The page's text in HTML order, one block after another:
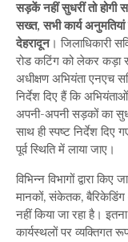
दिन
में
सड़कें
ठीक
करो,
वरना
कार्रवाई
सड़कें नहीं सुधरीं तो होगी
सख्त, सभी कार्य अनुमतियां
देहरादून। जिलाधिकारी
रोड कटिंग को लेकर कड़ा
अधीक्षण अभियंता एनएच
निर्देश दिए हैं कि
अपनी-अपनी सड़कों का
साथ ही स्पष्ट निर्देश
पूर्व स्थिति में लाया जाए।
विभिन्न विभागों द्वारा किए
मानकों, संकेतक,
नहीं किया जा रहा है।
कार्यस्थलों पर व्यक्तिगत